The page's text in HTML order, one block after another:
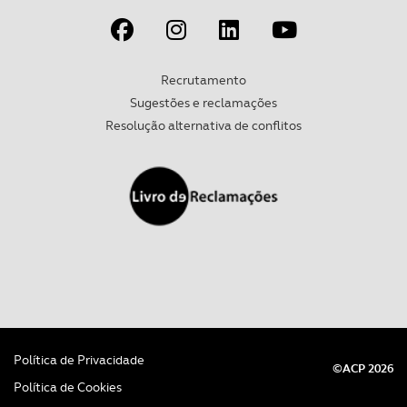
disponibilizados.
Consulte a política de cookies do site.
Recrutamento
Sugestões e reclamações
Resolução alternativa de conflitos
Política de Privacidade
Política de Cookies
©ACP 2026